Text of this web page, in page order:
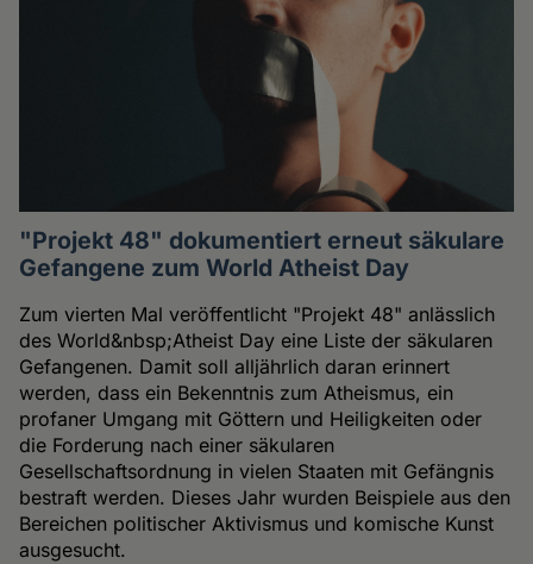
"Projekt 48" dokumentiert erneut säkulare
Gefangene zum World Atheist Day
Zum vierten Mal veröffentlicht "Projekt 48" anlässlich
des World&nbsp;Atheist Day eine Liste der säkularen
Gefangenen. Damit soll alljährlich daran erinnert
werden, dass ein Bekenntnis zum Atheismus, ein
profaner Umgang mit Göttern und Heiligkeiten oder
die Forderung nach einer säkularen
Gesellschaftsordnung in vielen Staaten mit Gefängnis
bestraft werden. Dieses Jahr wurden Beispiele aus den
Bereichen politischer Aktivismus und komische Kunst
ausgesucht.